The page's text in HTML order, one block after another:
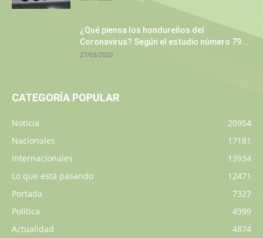
¿Qué piensa los hondureños del
Coronavirus? Según el estudio número 79...
27/03/2020
CATEGORÍA POPULAR
Noticia
20954
Nacionales
17181
Internacionales
13934
Lo que está pasando
12471
Portada
7327
Política
4999
Actualidad
4874